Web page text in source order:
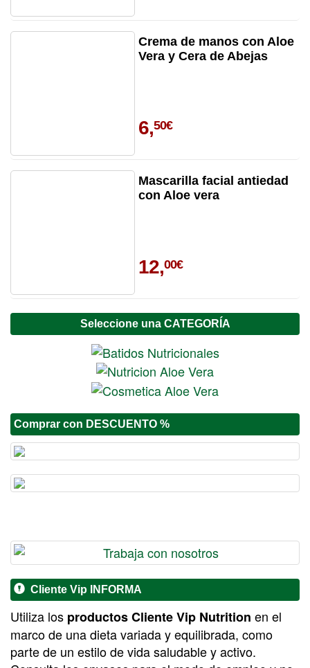
Crema de manos con Aloe
Vera y Cera de Abejas
6,50€
Mascarilla facial antiedad
con Aloe vera
12,00€
Seleccione una CATEGORÍA
Comprar con DESCUENTO %
Cliente Vip INFORMA
Utiliza los productos Cliente Vip Nutrition en el
marco de una dieta variada y equilibrada, como
parte de un estilo de vida saludable y activo.